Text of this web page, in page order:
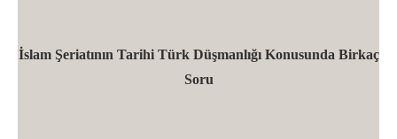
İslam Şeriatının Tarihi Türk Düşmanlığı Konusunda Birkaç
Soru